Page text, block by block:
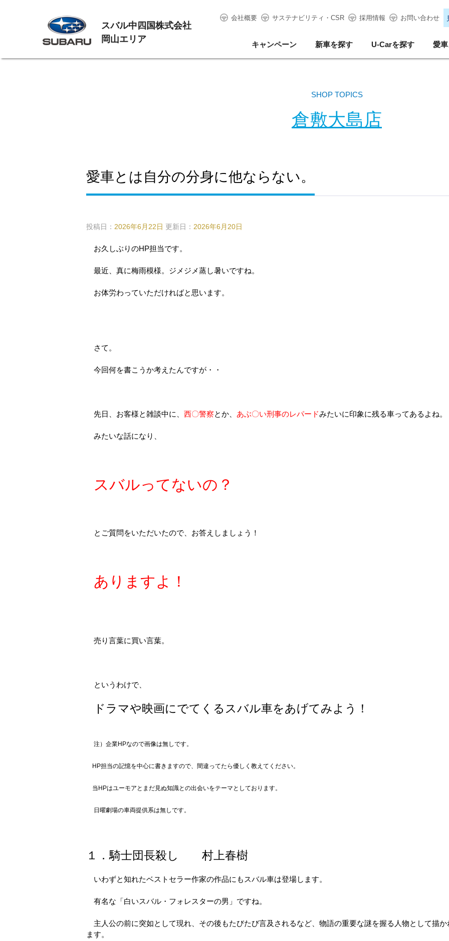
スバル中四国株式会社
岡山エリア
会社概要 サステナビリティ・CSR 採用情報 お問い合わせ
キャンペーン 新車を探す U-Carを探す 愛
SHOP TOPICS
倉敷大島店
愛車とは自分の分身に他ならない。
投稿日： 2026年6月22日 更新日： 2026年6月20日
お久しぶりのHP担当です。
最近、真に梅雨模様。ジメジメ蒸し暑いですね。
お体労わっていただければと思います。
さて。
今回何を書こうか考えたんですが・・
先日、お客様と雑談中に、 西〇警察とか、 あぶ〇い刑事のレパードみたいに印象に残る車ってあるよね。
みたいな話になり、
スバルってないの？
とご質問をいただいたので、お答えしましょう！
ありますよ！
売り言葉に買い言葉。
というわけで、
ドラマや映画にでてくるスバル車をあげてみよう！
注）企業HPなので画像は無しです。
HP担当の記憶を中心に書きますので、間違ってたら優しく教えてください。
当HPはユーモアとまだ見ぬ知識との出会いをテーマとしております。
日曜劇場の車両提供系は無しです。
１．騎士団長殺し 村上春樹
いわずと知れたベストセラー作家の作品にもスバル車は登場します。
有名な「白いスバル・フォレスターの男」ですね。
主人公の前に突如として現れ、その後もたびたび言及されるなど、物語の重要な謎を握る人物として描か
ます。